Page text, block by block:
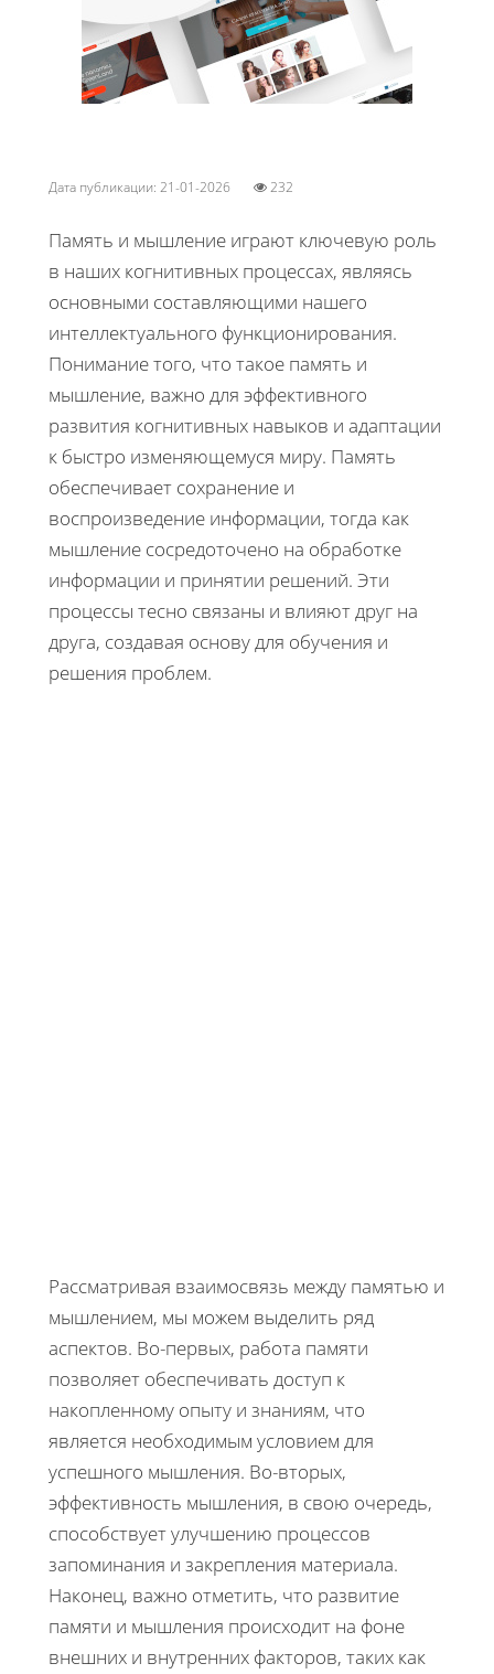
Дата публикации: 21-01-2026 232
Память и мышление играют ключевую роль
в наших когнитивных процессах, являясь
основными составляющими нашего
интеллектуального функционирования.
Понимание того, что такое память и
мышление, важно для эффективного
развития когнитивных навыков и адаптации
к быстро изменяющемуся миру. Память
обеспечивает сохранение и
воспроизведение информации, тогда как
мышление сосредоточено на обработке
информации и принятии решений. Эти
процессы тесно связаны и влияют друг на
друга, создавая основу для обучения и
решения проблем.
Рассматривая взаимосвязь между памятью и
мышлением, мы можем выделить ряд
аспектов. Во-первых, работа памяти
позволяет обеспечивать доступ к
накопленному опыту и знаниям, что
является необходимым условием для
успешного мышления. Во-вторых,
эффективность мышления, в свою очередь,
способствует улучшению процессов
запоминания и закрепления материала.
Наконец, важно отметить, что развитие
памяти и мышления происходит на фоне
внешних и внутренних факторов, таких как